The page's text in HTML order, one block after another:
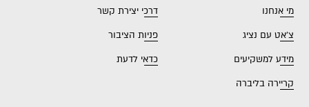
מי אנחנו
דרכי יצירת קשר
צ'אט עם נציג
פניות הציבור
מידע למשקיעים
כדאי לדעת
קריירה בליברה